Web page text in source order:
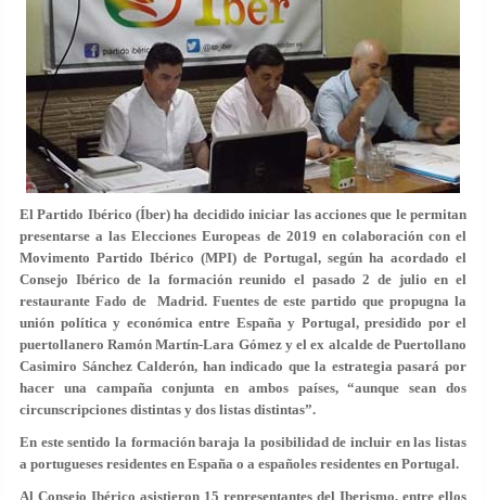
El Partido Ibérico (Íber) ha decidido iniciar las acciones que le permitan
presentarse a las Elecciones Europeas de 2019 en colaboración con el
Movimento Partido Ibérico (MPI) de Portugal, según ha acordado el
Consejo Ibérico de la formación reunido el pasado 2 de julio en el
restaurante Fado de Madrid. Fuentes de este partido que propugna la
unión política y económica entre España y Portugal, presidido por el
puertollanero Ramón Martín-Lara Gómez y el ex alcalde de Puertollano
Casimiro Sánchez Calderón, han indicado que la estrategia pasará por
hacer una campaña conjunta en ambos países, “aunque sean dos
circunscripciones distintas y dos listas distintas”.
En este sentido la formación baraja la posibilidad de incluir en las listas
a portugueses residentes en España o a españoles residentes en Portugal.
Al Consejo Ibérico asistieron 15 representantes del Iberismo, entre ellos